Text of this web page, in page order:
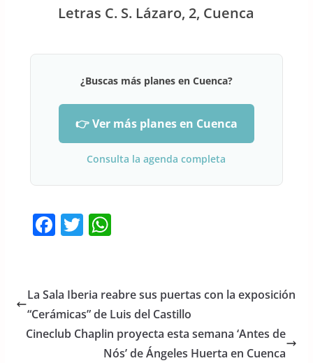
Letras C. S. Lázaro, 2, Cuenca
¿Buscas más planes en Cuenca?
👉 Ver más planes en Cuenca
Consulta la agenda completa
F
e
b
o
T
er
W
s
A
p
La Sala Iberia reabre sus puertas con la exposición
“Cerámicas” de Luis del Castillo
Cineclub Chaplin proyecta esta semana ‘Antes de
Nós’ de Ángeles Huerta en Cuenca